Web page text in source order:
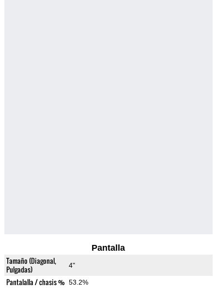
Pantalla
Tamaño (Diagonal,
Pulgadas)
4"
Pantalalla / chasis % 53.2%